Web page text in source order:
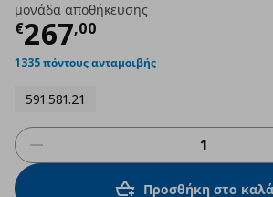
μονάδα αποθήκευσης
€267,00
Τρέχουσα τιμή
1335 πόντους ανταμοιβής
591.581.21
Προσθήκη στο